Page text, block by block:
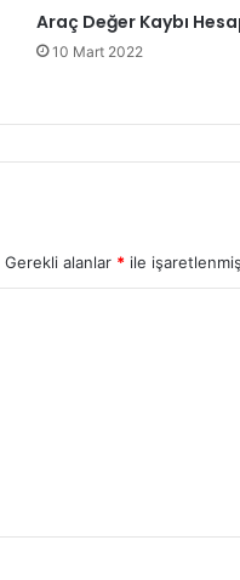
Araç Değer Kaybı
10 Mart 2022
Gerekli alanlar * ile